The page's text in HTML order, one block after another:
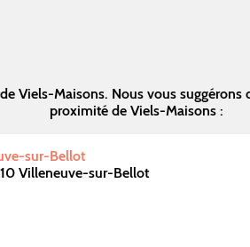
Viels-Maisons. Nous vous
proximité de Viels-Maisons :
sur-Bellot
Villeneuve-sur-Bellot